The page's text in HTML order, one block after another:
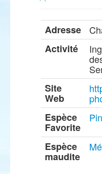
Adresse
Activité
Site
Web
Espèce
Favorite
Espèce
maudite